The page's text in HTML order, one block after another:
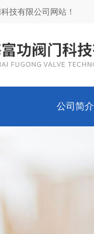
技有限公司网站！
公司简介